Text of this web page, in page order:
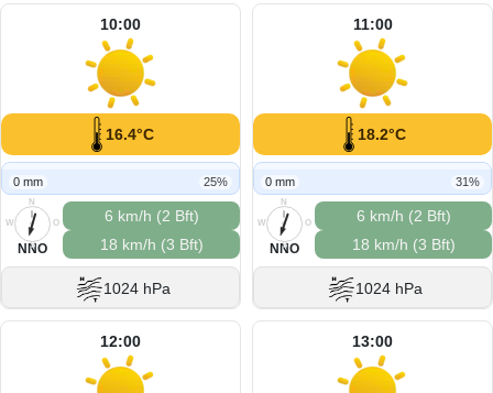
10:00
16.4°C
0 mm 25%
N
O
S
W
NNO
6 km/h (2 Bft)
18 km/h (3 Bft)
1024 hPa
11:00
18.2°C
0 mm 31%
N
O
S
W
NNO
6 km/h (2 Bft)
18 km/h (3 Bft)
1024 hPa
12:00 13:00